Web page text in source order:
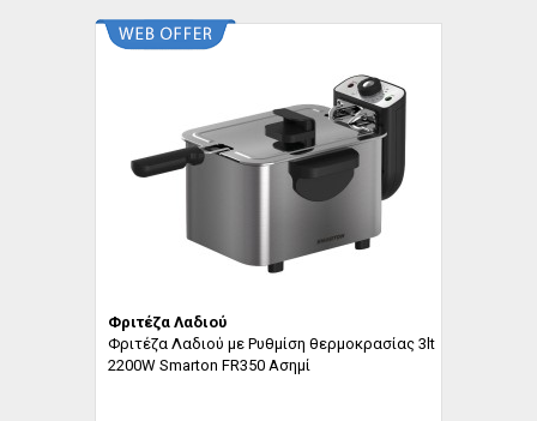
Φριτέζα Λαδιού
Φριτέζα Λαδιού με Ρυθμίση θερμοκρασίας 3lt
2200W Smarton FR350 Ασημί